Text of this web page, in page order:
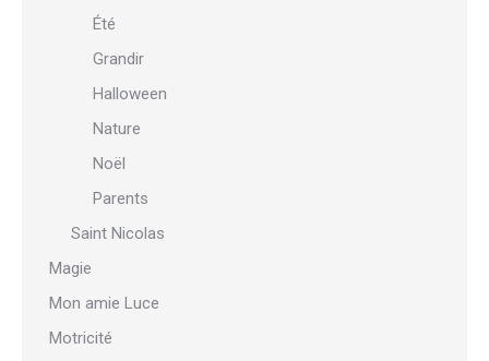
Été
Grandir
Halloween
Nature
Noël
Parents
Saint Nicolas
Magie
Mon amie Luce
Motricité